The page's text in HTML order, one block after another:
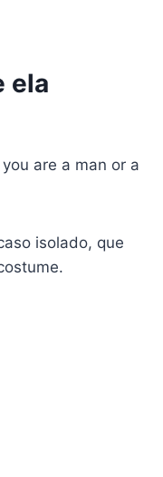
ela
are a man or a
isolado, que